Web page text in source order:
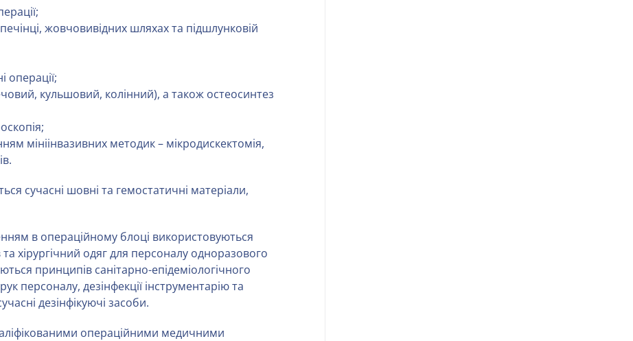
жовчовивідних шляхах та підшлунковій
операції;
кульшовий, колінний), а також остеосинтез
мініінвазивних методик – мікродискектомія,
сучасні шовні та гемостатичні матеріали,
в операційному блоці використовуються
хірургічний одяг для персоналу одноразового
принципів санітарно-епідеміологічного
персоналу, дезінфекції інструментарію та
дезінфікуючі засоби.
операційними медичними